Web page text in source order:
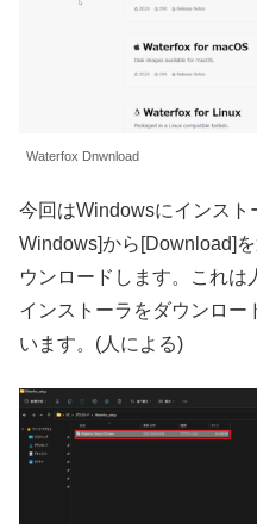
Waterfox Dnwnload
今回はWindowsにインスト
Windows]から[Download]
ウンロードします。これは
インストーラをダウンロー
います。(人による)